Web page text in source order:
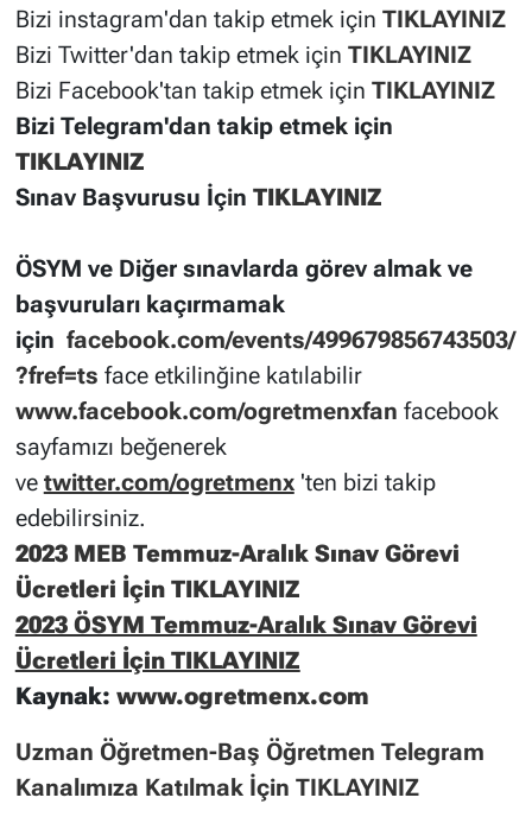
Bizi instagram'dan takip etmek için TIKLAYINIZ
Bizi Twitter'dan takip etmek için TIKLAYINIZ
Bizi Facebook'tan takip etmek için TIKLAYINIZ
Bizi Telegram'dan takip etmek için
TIKLAYINIZ
Sınav Başvurusu İçin TIKLAYINIZ
ÖSYM ve Diğer sınavlarda görev almak ve
başvuruları kaçırmamak
için facebook.com/events/499679856743503/
?fref=ts face etkilinğine katılabilir
www.facebook.com/ogretmenxfan facebook
sayfamızı beğenerek
ve twitter.com/ogretmenx'ten bizi takip
edebilirsiniz.
2023 MEB Temmuz-Aralık Sınav Görevi
Ücretleri İçin TIKLAYINIZ
2023 ÖSYM Temmuz-Aralık Sınav Görevi
Ücretleri İçin TIKLAYINIZ
Kaynak: www.ogretmenx.com
Uzman Öğretmen-Baş Öğretmen Telegram
Kanalımıza Katılmak İçin TIKLAYINIZ